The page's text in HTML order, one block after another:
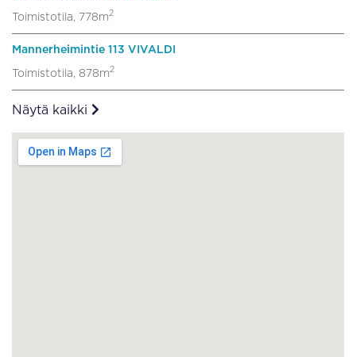
Toimistotila, 778m2
Mannerheimintie 113 VIVALDI
Toimistotila, 878m2
Näytä kaikki